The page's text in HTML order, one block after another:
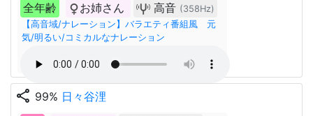
全年齢
お姉さん 高音 (358Hz)
【高音域/ナレーション】バラエティ番組風 元
気/明るい/コミカルなナレーション
share 99% 日々谷浬